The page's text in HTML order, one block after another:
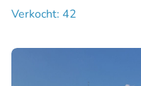
Verkocht: 42